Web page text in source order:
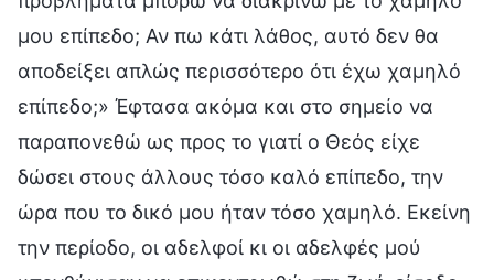
μου επίπεδο; Αν πω κάτι λάθος, αυτό δεν θα
αποδείξει απλώς περισσότερο ότι έχω χαμηλό
επίπεδο;» Έφτασα ακόμα και στο σημείο να
παραπονεθώ ως προς το γιατί ο Θεός είχε
δώσει στους άλλους τόσο καλό επίπεδο, την
ώρα που το δικό μου ήταν τόσο χαμηλό. Εκείνη
την περίοδο, οι αδελφοί κι οι αδελφές μού